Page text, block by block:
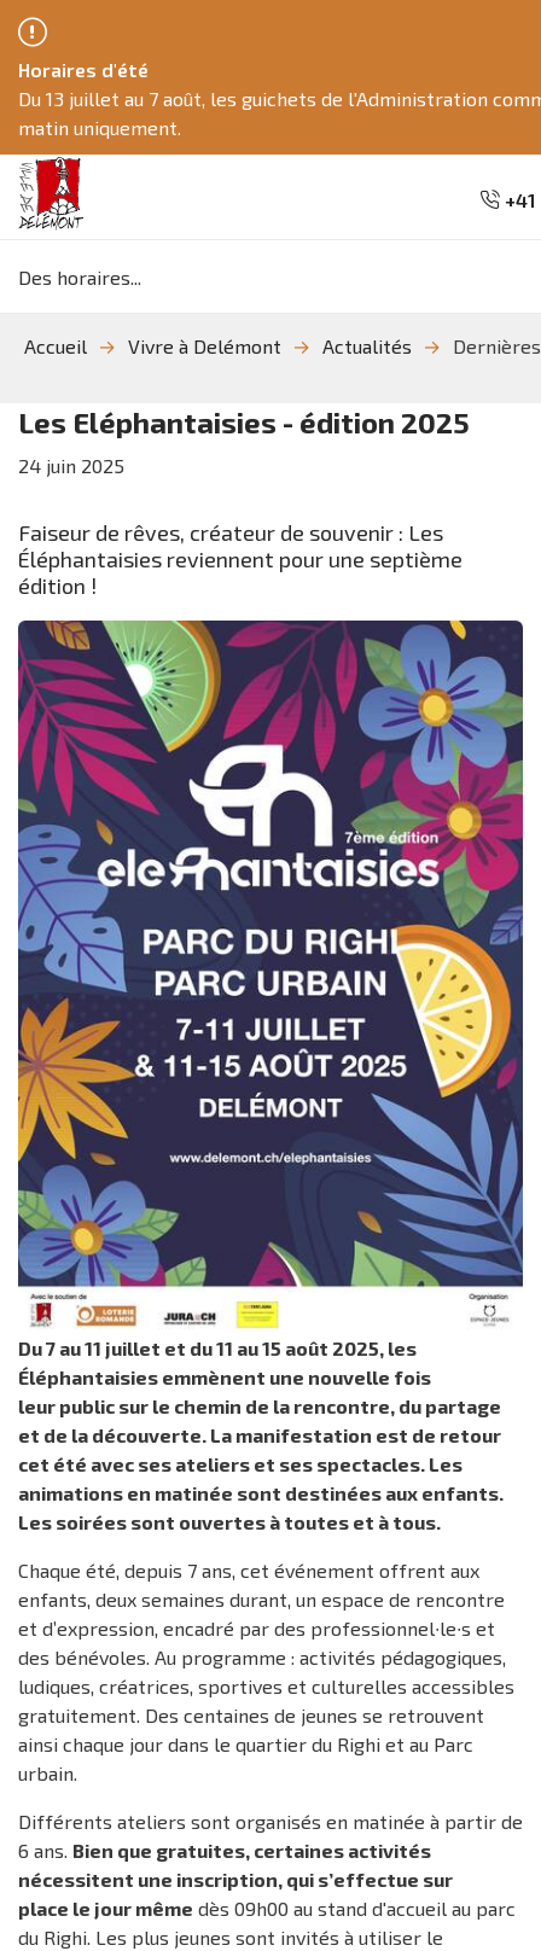
recherche
navigation
Horaires d'été
Du 13 juillet au 7 août, les guichets de l'Administration
matin uniquement.
clés
Accueil Vivre à Delémont Actualités
Les Eléphantaisies - édition 2025
24 juin 2025
Faiseur de rêves, créateur de souvenir : Les
Éléphantaisies reviennent pour une septième
édition !
Du 7 au 11 juillet et du 11 au 15 août 2025, les
Éléphantaisies emmènent une nouvelle fois
leur public sur le chemin de la rencontre, du partage
et de la découverte. La manifestation est de retour
cet été avec ses ateliers et ses spectacles. Les
animations en matinée sont destinées aux enfants.
Les soirées sont ouvertes à toutes et à tous.
Chaque été, depuis 7 ans, cet événement offrent aux
enfants, deux semaines durant, un espace de rencontre
et d’expression, encadré par des professionnel∙le∙s et
des bénévoles. Au programme : activités pédagogiques,
ludiques, créatrices, sportives et culturelles accessibles
gratuitement. Des centaines de jeunes se retrouvent
ainsi chaque jour dans le quartier du Righi et au Parc
urbain.
Différents ateliers sont organisés en matinée à partir de
6 ans. Bien que gratuites, certaines activités
nécessitent une inscription, qui s’effectue sur
place le jour même dès 09h00 au stand d'accueil au parc
du Righi. Les plus jeunes sont invités à utiliser le